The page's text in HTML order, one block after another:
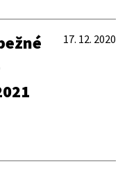
17. 12. 2020